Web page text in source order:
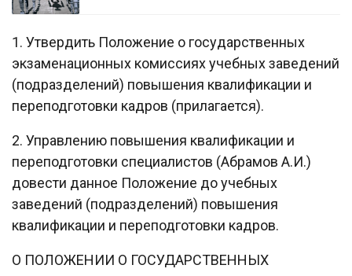
1. Утвердить Положение о государственных
экзаменационных комиссиях учебных заведений
(подразделений) повышения квалификации и
переподготовки кадров (прилагается).
2. Управлению повышения квалификации и
переподготовки специалистов (Абрамов А.И.)
довести данное Положение до учебных
заведений (подразделений) повышения
квалификации и переподготовки кадров.
О ПОЛОЖЕНИИ О ГОСУДАРСТВЕННЫХ